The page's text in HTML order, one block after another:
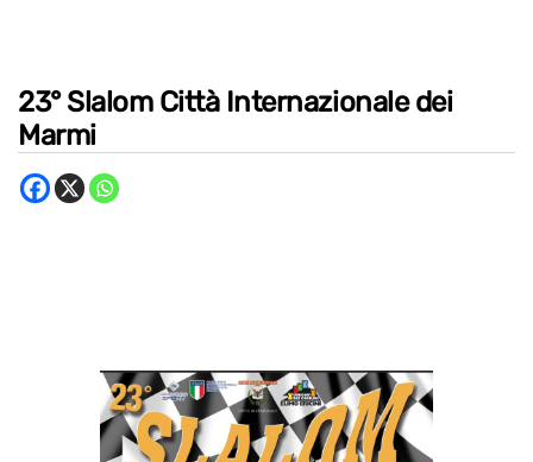
23° Slalom Città Internazionale dei
Marmi